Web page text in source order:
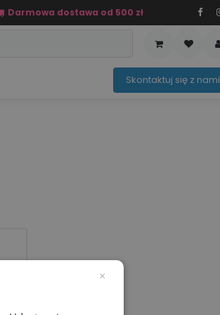
Darmowa dostawa od 500 zł
OFERTA SEZONOWASko​ntaktuj ​​​​się z nami​​​​
×